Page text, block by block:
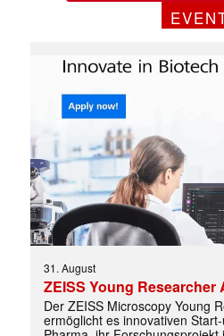
31. August
ZEISS Young Researcher
Der ZEISS Microscopy Young
ermöglicht es innovativen